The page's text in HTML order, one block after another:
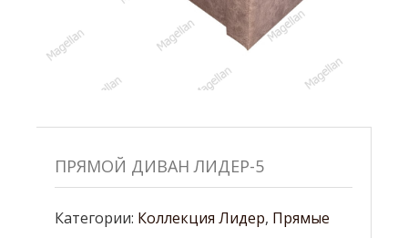
ПРЯМОЙ ДИВАН ЛИДЕР-5
Категории: Коллекция Лидер, Прямые